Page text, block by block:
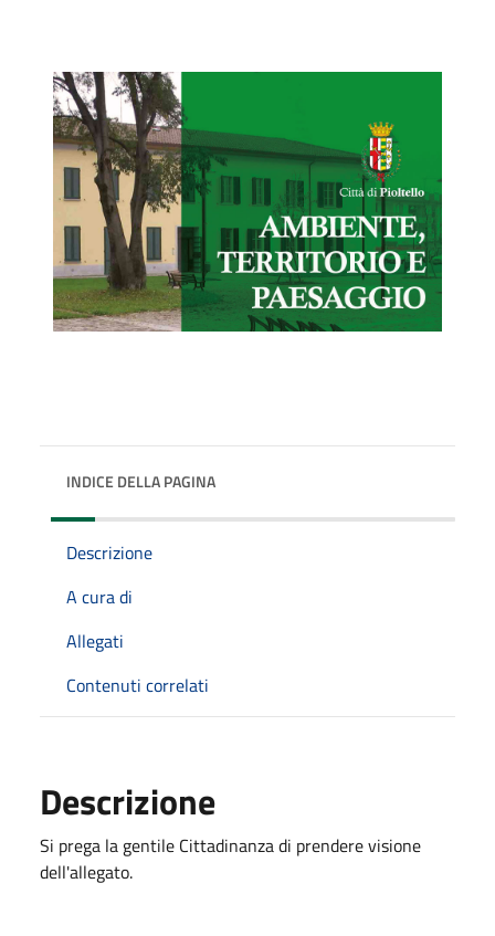
INDICE DELLA PAGINA
Descrizione
A cura di
Allegati
Contenuti correlati
Descrizione
Si prega la gentile Cittadinanza di prendere visione
dell'allegato.